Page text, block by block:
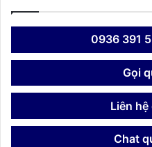
0936 391
Gọi
Liên
Chat